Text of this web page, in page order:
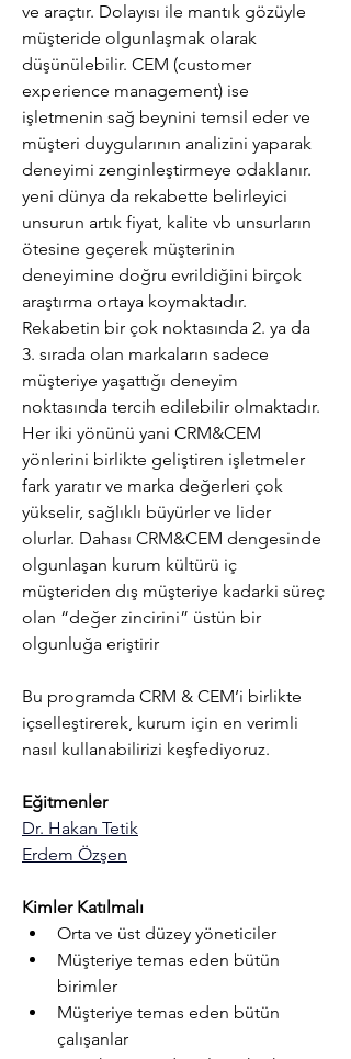
ve araçtır. Dolayısı ile mantık gözüyle
müşteride olgunlaşmak olarak
düşünülebilir. CEM (customer
experience management) ise
işletmenin sağ beynini temsil eder ve
müşteri duygularının analizini yaparak
deneyimi zenginleştirmeye odaklanır.
yeni dünya da rekabette belirleyici
unsurun artık fiyat, kalite vb unsurların
ötesine geçerek müşterinin
deneyimine doğru evrildiğini birçok
araştırma ortaya koymaktadır.
Rekabetin bir çok noktasında 2. ya da
3. sırada olan markaların sadece
müşteriye yaşattığı deneyim
noktasında tercih edilebilir olmaktadır.
Her iki yönünü yani CRM&CEM
yönlerini birlikte geliştiren işletmeler
fark yaratır ve marka değerleri çok
yükselir, sağlıklı büyürler ve lider
olurlar. Dahası CRM&CEM dengesinde
olgunlaşan kurum kültürü iç
müşteriden dış müşteriye kadarki süreç
olan “değer zincirini” üstün bir
olgunluğa eriştirir
Bu programda CRM & CEM’i birlikte
içselleştirerek, kurum için en verimli
nasıl kullanabilirizi keşfediyoruz.
Eğitmenler
Dr. Hakan Tetik
Erdem Özşen
Kimler Katılmalı
Orta ve üst düzey yöneticiler
Müşteriye temas eden bütün
birimler
Müşteriye temas eden bütün
çalışanlar